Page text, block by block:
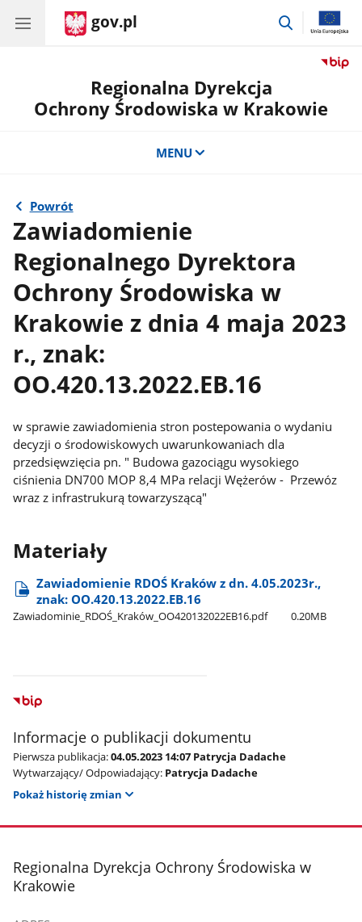
gov.pl
przejdź
Regionalna Dyrekcja
Ochrony Środowiska w Krakowie
MENU
Powrót
Zawiadomienie
Regionalnego Dyrektora
Ochrony Środowiska w
Krakowie z dnia 4 maja 2023
r., znak:
OO.420.13.2022.EB.16
w sprawie zawiadomienia stron postepowania o wydaniu
decyzji o środowiskowych uwarunkowaniach dla
przedsięwzięcia pn. " Budowa gazociągu wysokiego
ciśnienia DN700 MOP 8,4 MPa relacji Wężerów - Przewóz
wraz z infrastrukurą towarzyszącą"
Materiały
Zawiadomienie RDOŚ Kraków z dn. 4.05.2023r.,
znak: OO.420.13.2022.EB.16
Zawiadominie​_RDOŚ​_Kraków​_OO420132022EB16.pdf 0.20MB
Informacje o publikacji dokumentu
Pierwsza publikacja:04.05.2023 14:07 Patrycja Dadache
Wytwarzający/ Odpowiadający: Patrycja Dadache
Pokaż historię zmian
stopka
Regionalna Dyrekcja Ochrony Środowiska w
Krakowie